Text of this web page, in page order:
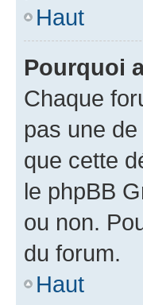
Haut
Pourquoi
Chaque
pas une
que cette
le phpBB
ou non.
du forum.
Haut